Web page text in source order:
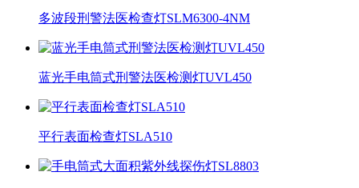
多波段刑警法医检查灯SLM6300-4NM
蓝光手电筒式刑警法医检测灯UVL450
平行表面检查灯SLA510